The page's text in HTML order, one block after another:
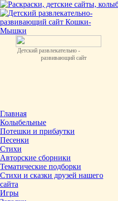
Детский развлекательно -
развивающий сайт
Главная
Колыбельные
Потешки и прибаутки
Песенки
Стихи
Авторские сборники
Тематические подборки
Стихи и сказки друзей нашего
сайта
Игры